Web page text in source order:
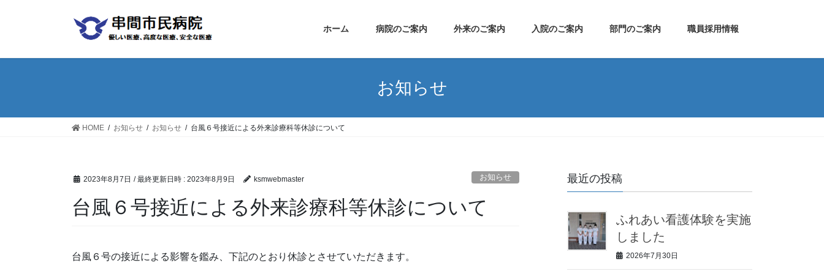
ホーム 病院のご案内 外来のご案内 入院のご案内 部門のご案内 職員採用情報
お知らせ
HOME お知らせ お知らせ 台風６号接近による外来診療科等休診について
2023年8月7日 / 最終更新日時 : 2023年8月9日 ksmwebmaster お知らせ
台風６号接近による外来診療科等休診について
台風６号の接近による影響を鑑み、下記のとおり休診とさせていただきます。
最近の投稿
ふれあい看護体験を実施
しました
2026年7月30日